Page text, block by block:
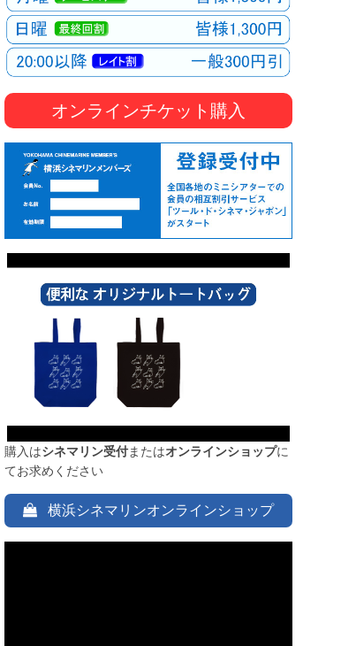
オンラインチケット購入
購入はシネマリン受付またはオンラインショップに
てお求めください
横浜シネマリンオンラインショップ